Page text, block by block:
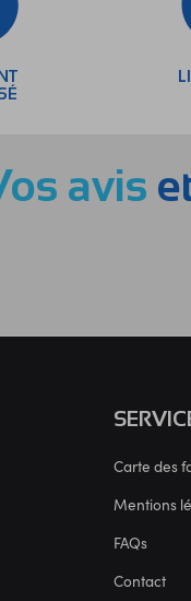
avis
Carte des
Mentions
FAQs
Contact